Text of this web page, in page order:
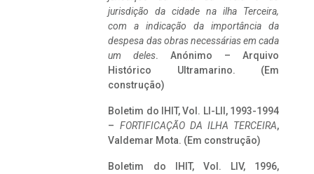
jurisdição da cidade na ilha Terceira,
com a indicação da importância da
despesa das obras necessárias em cada
um deles. Anónimo – Arquivo
Histórico Ultramarino. (Em
construção)
Boletim do IHIT, Vol. LI-LII, 1993-1994
– FORTIFICAÇÃO DA ILHA TERCEIRA,
Valdemar Mota. (Em construção)
Boletim do IHIT, Vol. LIV, 1996,